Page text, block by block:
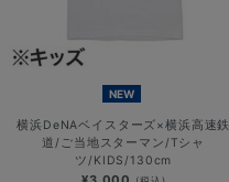
NEW
横浜DeNAベイスターズ×横浜高速鉄
道/ご当地スターマン/Tシャ
ツ/KIDS/130cm